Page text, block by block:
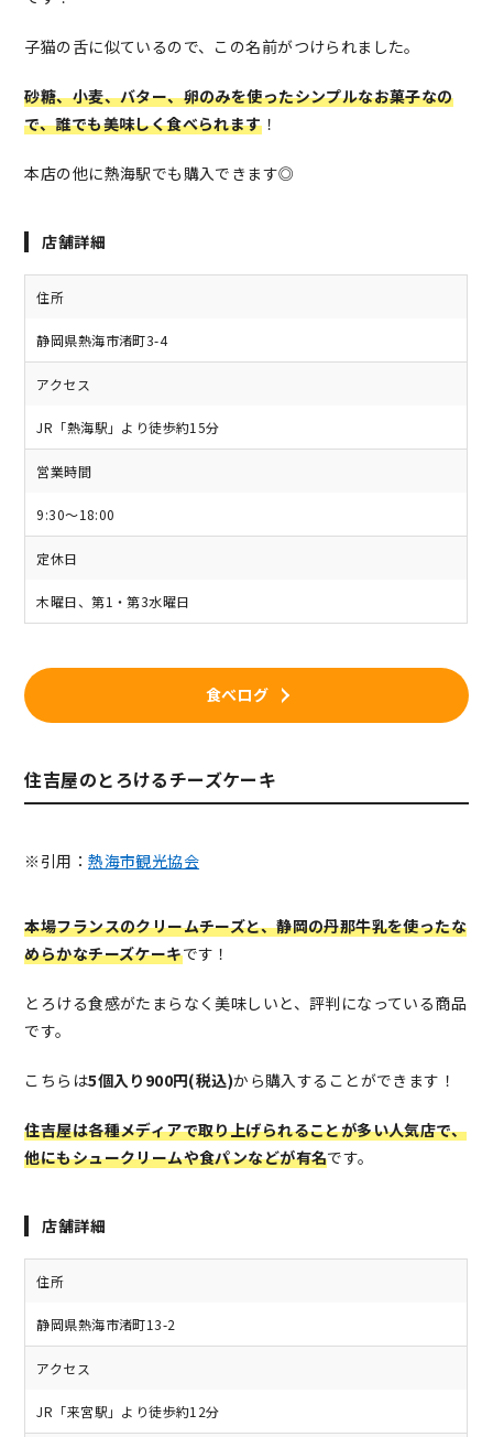
子猫の舌に似ているので、この名前がつけられました。
砂糖、小麦、バター、卵のみを使ったシンプルなお菓子なの
で、誰でも美味しく食べられます！
本店の他に熱海駅でも購入できます◎
店舗詳細
住所
静岡県熱海市渚町3-4
アクセス
JR「熱海駅」より徒歩約15分
営業時間
9:30～18:00
定休日
木曜日、第1・第3水曜日
食べログ
住吉屋のとろけるチーズケーキ
※引用：熱海市観光協会
本場フランスのクリームチーズと、静岡の丹那牛乳を使ったな
めらかなチーズケーキです！
とろける食感がたまらなく美味しいと、評判になっている商品
です。
こちらは5個入り900円(税込)から購入することができます！
住吉屋は各種メディアで取り上げられることが多い人気店で、
他にもシュークリームや食パンなどが有名です。
店舗詳細
住所
静岡県熱海市渚町13-2
アクセス
JR「来宮駅」より徒歩約12分